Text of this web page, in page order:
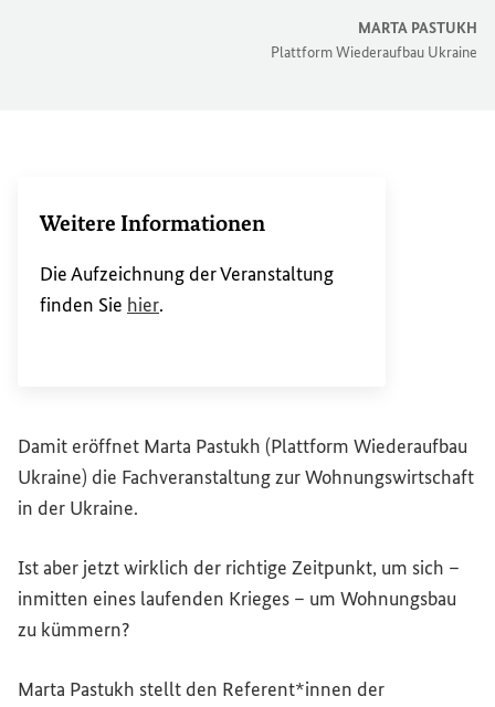
MARTA PASTUKH
Plattform Wiederaufbau Ukraine
Weitere Informationen
Die Aufzeichnung der Veranstaltung
finden Sie hier(Externer Link)
.
Damit eröffnet Marta Pastukh (Plattform Wiederaufbau
Ukraine) die Fachveranstaltung zur Wohnungswirtschaft
in der Ukraine.
Ist aber jetzt wirklich der richtige Zeitpunkt, um sich –
inmitten eines laufenden Krieges – um Wohnungsbau
zu kümmern?
Marta Pastukh stellt den Referent*innen der